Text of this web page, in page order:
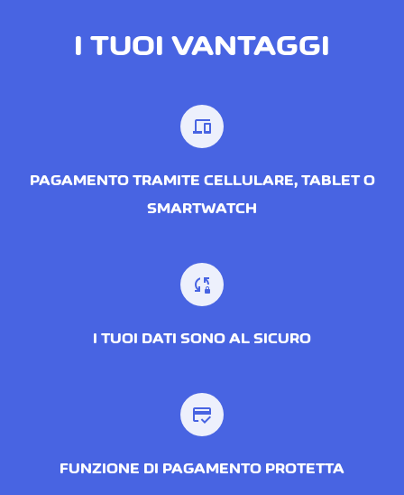
I TUOI VANTAGGI
devices
PAGAMENTO TRAMITE CELLULARE, TABLET O
SMARTWATCH
sync_lock
I TUOI DATI SONO AL SICURO
credit_score
FUNZIONE DI PAGAMENTO PROTETTA